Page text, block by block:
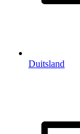
Duitsland